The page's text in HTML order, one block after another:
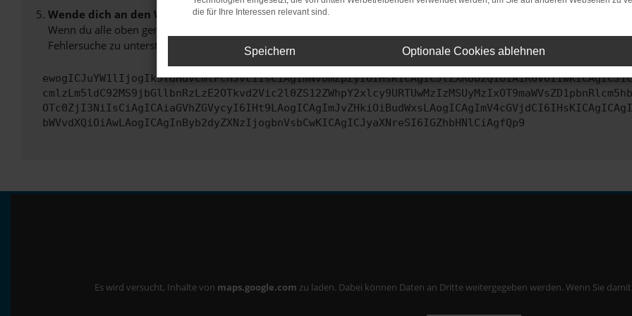
Wende dich an den Webseitenbetreiber.
Wenn du alle oben genannten Schritte versucht hast, kontaktiere uns bitte. Wir werden versuchen, das Problem zu
Fehlersuche zu unterstützen:
bWVvdXQiOiAwLAogICAgInByb2dyZXNzIjogbnVsbCwKICAgICJyaXNreSI6IGZhbHNlCiAgfQp9
Es wird versucht, Inhalte von maps.google.com zu laden. Dabei können Daten an Dritte weitergegeben werden. Wenn Sie
die für Ihre Interessen relevant sind.
Speichern Optionale Cookies ablehnen